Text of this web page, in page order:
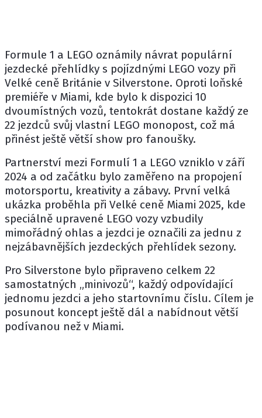
Formule 1 a LEGO oznámily návrat populární
jezdecké přehlídky s pojízdnými LEGO vozy při
Velké ceně Británie v Silverstone. Oproti loňské
premiéře v Miami, kde bylo k dispozici 10
dvoumístných vozů, tentokrát dostane každý ze
22 jezdců svůj vlastní LEGO monopost, což má
přinést ještě větší show pro fanoušky.
Partnerství mezi Formulí 1 a LEGO vzniklo v září
2024 a od začátku bylo zaměřeno na propojení
motorsportu, kreativity a zábavy. První velká
ukázka proběhla při Velké ceně Miami 2025, kde
speciálně upravené LEGO vozy vzbudily
mimořádný ohlas a jezdci je označili za jednu z
nejzábavnějších jezdeckých přehlídek sezony.
Pro Silverstone bylo připraveno celkem 22
samostatných „minivozů“, každý odpovídající
jednomu jezdci a jeho startovnímu číslu. Cílem je
posunout koncept ještě dál a nabídnout větší
podívanou než v Miami.